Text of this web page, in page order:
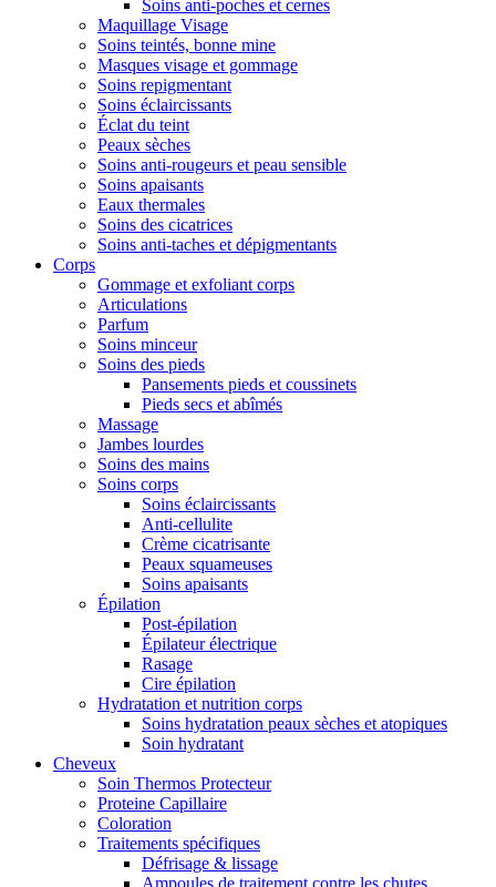
Soins anti-poches et cernes
Maquillage Visage
Soins teintés, bonne mine
Masques visage et gommage
Soins repigmentant
Soins éclaircissants
Éclat du teint
Peaux sèches
Soins anti-rougeurs et peau sensible
Soins apaisants
Eaux thermales
Soins des cicatrices
Soins anti-taches et dépigmentants
Corps
Gommage et exfoliant corps
Articulations
Parfum
Soins minceur
Soins des pieds
Pansements pieds et coussinets
Pieds secs et abîmés
Massage
Jambes lourdes
Soins des mains
Soins corps
Soins éclaircissants
Anti-cellulite
Crème cicatrisante
Peaux squameuses
Soins apaisants
Épilation
Post-épilation
Épilateur électrique
Rasage
Cire épilation
Hydratation et nutrition corps
Soins hydratation peaux sèches et atopiques
Soin hydratant
Cheveux
Soin Thermos Protecteur
Proteine Capillaire
Coloration
Traitements spécifiques
Défrisage & lissage